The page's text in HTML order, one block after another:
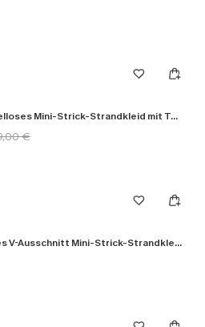
Beiges Ärmelloses Mini-Strick-Strandkleid mit Tunnelzug
€
Königsblaues V-Ausschnitt Mini-Strick-Strandkleid